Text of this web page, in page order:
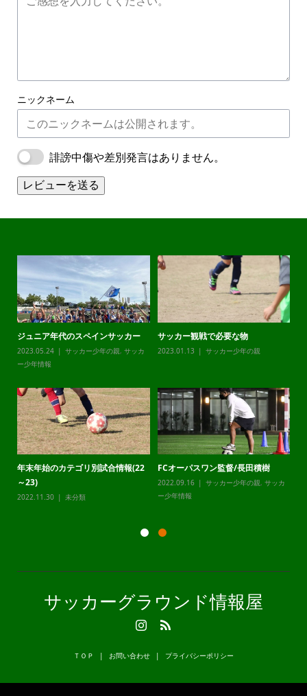
ニックネーム
誹謗中傷や差別発言はありません。
レビューを送る
ジュニア年代のスペインサッカー
2023.05.24 サッカー少年の親, サッカ
ー少年情報
サッカー観戦で必要な物
2023.01.13 サッカー少年の親
年末年始のカテゴリ別試合情報(22
～23)
2022.11.30 未分類
FCオーパスワン監督/長田積樹
2022.09.16 サッカー少年の親, サッカ
ー少年情報
サッカーグラウンド情報屋
ＴＯＰ お問い合わせ プライバシーポリシー